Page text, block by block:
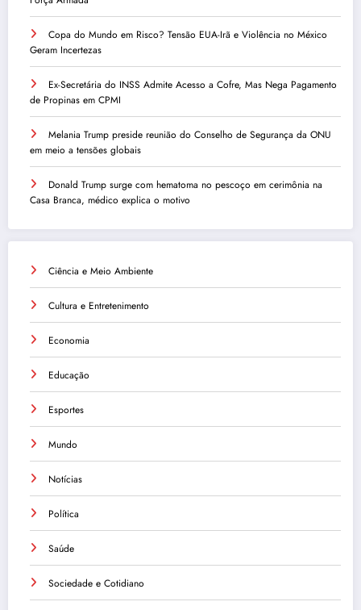
Copa do Mundo em Risco? Tensão EUA-Irã e Violência no México
Geram Incertezas
Ex-Secretária do INSS Admite Acesso a Cofre, Mas Nega Pagamento
de Propinas em CPMI
Melania Trump preside reunião do Conselho de Segurança da ONU
em meio a tensões globais
Donald Trump surge com hematoma no pescoço em cerimônia na
Casa Branca, médico explica o motivo
Ciência e Meio Ambiente
Cultura e Entretenimento
Economia
Educação
Esportes
Mundo
Notícias
Política
Saúde
Sociedade e Cotidiano